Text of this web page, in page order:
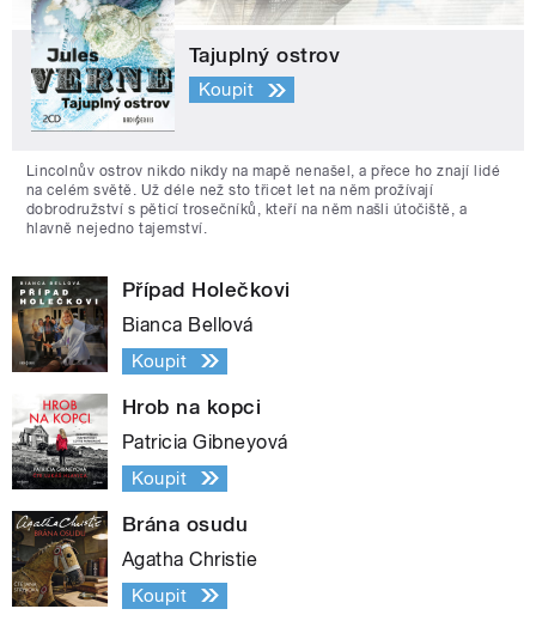
Tajuplný ostrov
Koupit
Lincolnův ostrov nikdo nikdy na mapě nenašel, a přece ho znají lidé
na celém světě. Už déle než sto třicet let na něm prožívají
dobrodružství s pěticí trosečníků, kteří na něm našli útočiště, a
hlavně nejedno tajemství.
Případ Holečkovi
Bianca Bellová
Koupit
Hrob na kopci
Patricia Gibneyová
Koupit
Brána osudu
Agatha Christie
Koupit